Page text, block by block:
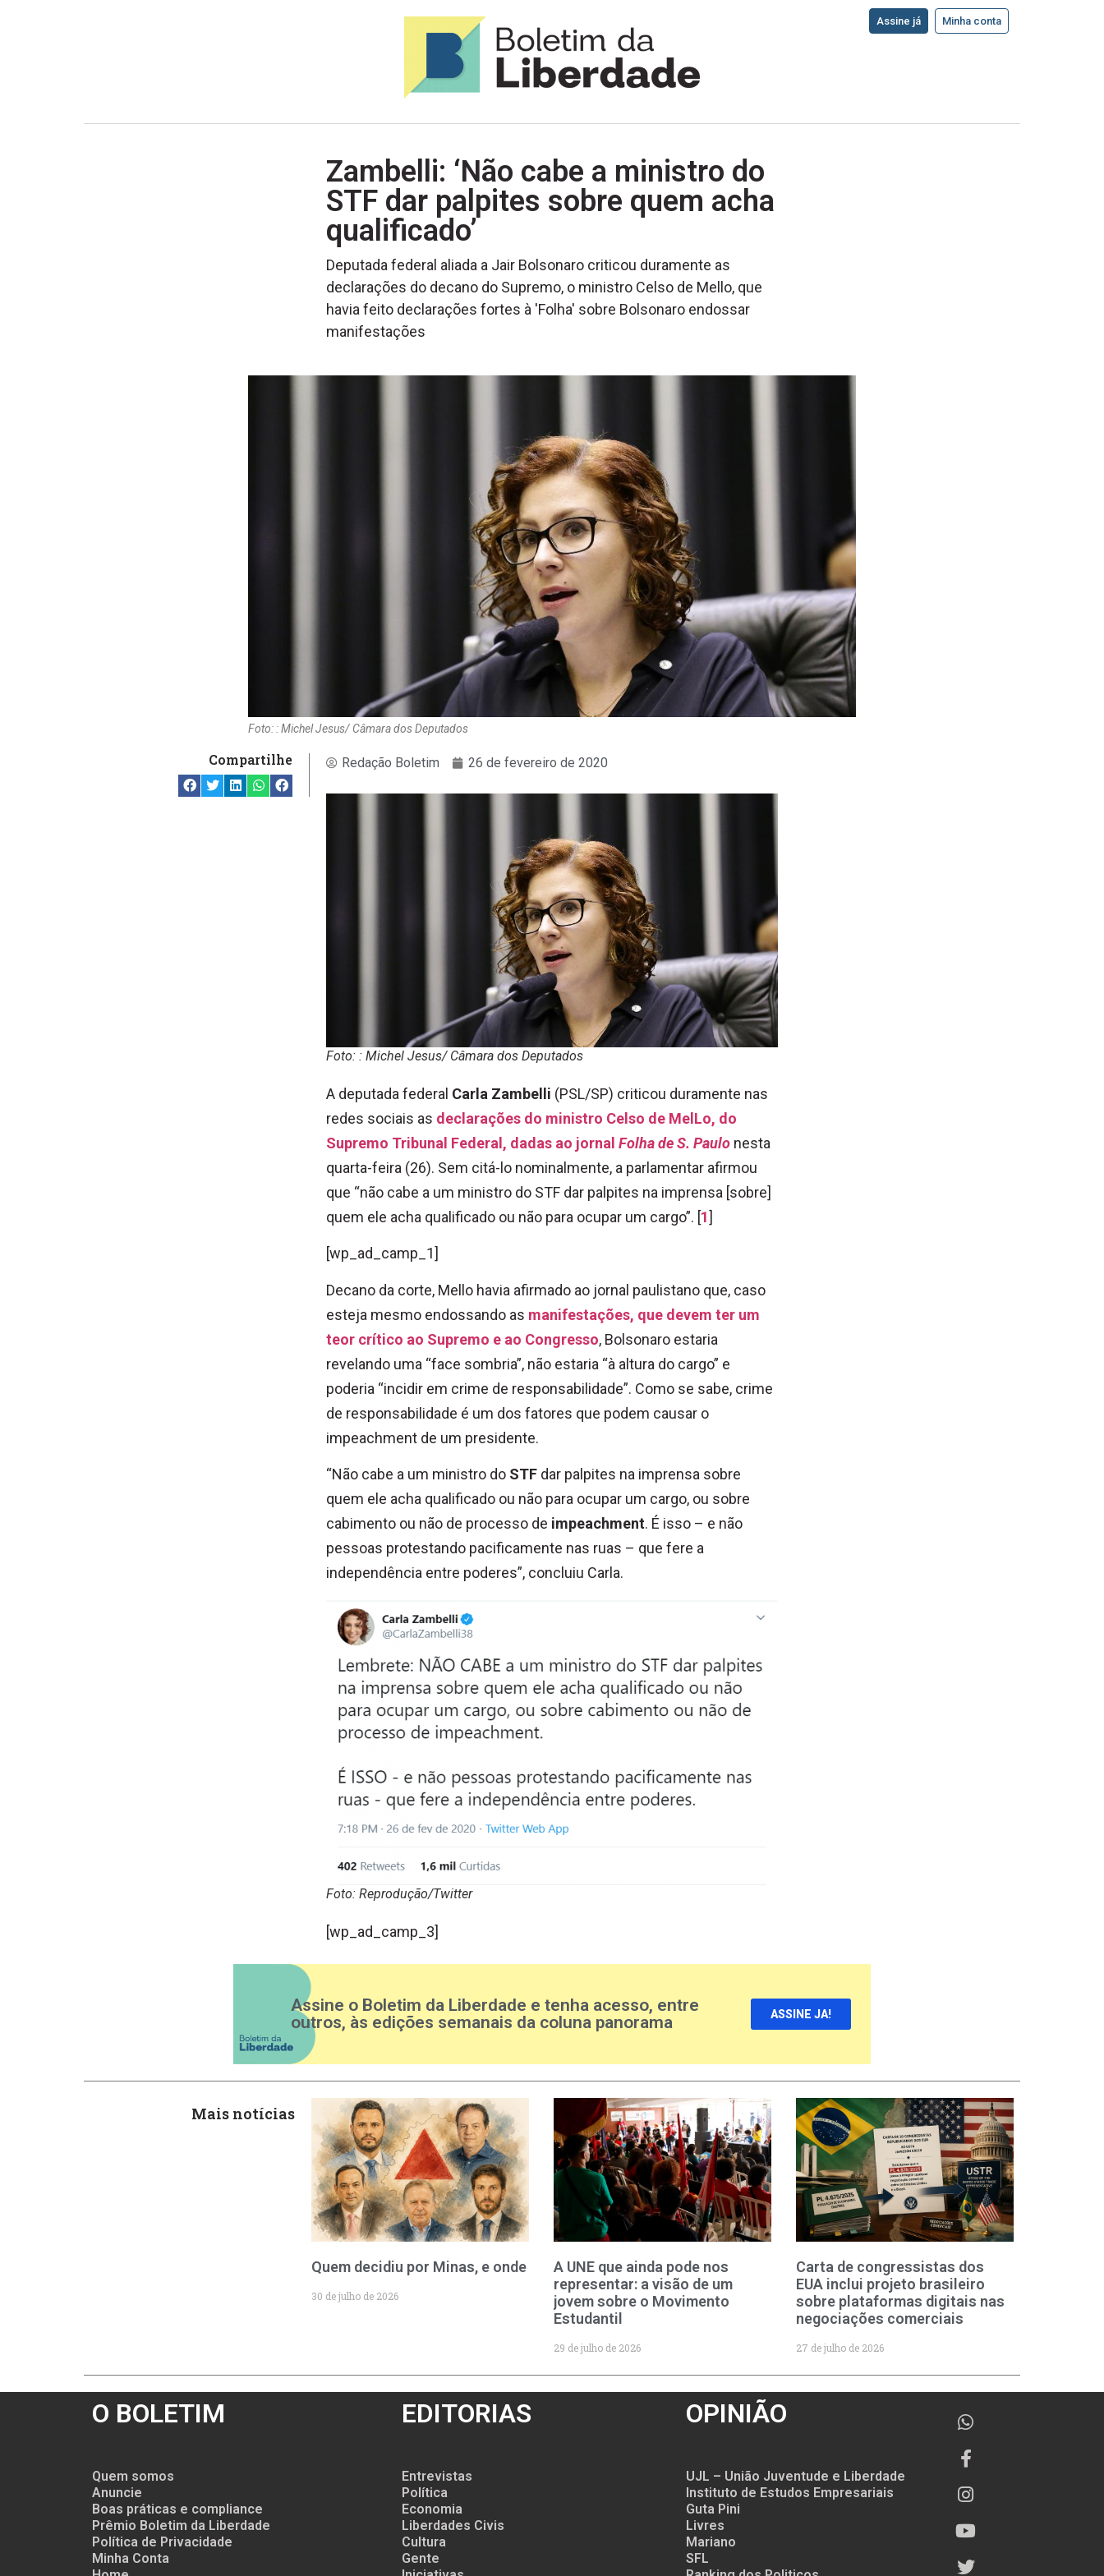
Assine já Minha conta
Zambelli: ‘Não cabe a ministro do
STF dar palpites sobre quem acha
qualificado’
Deputada federal aliada a Jair Bolsonaro criticou duramente as
declarações do decano do Supremo, o ministro Celso de Mello, que
havia feito declarações fortes à 'Folha' sobre Bolsonaro endossar
manifestações
Foto: : Michel Jesus/ Câmara dos Deputados
Compartilhe Redação Boletim 26 de fevereiro de 2020
Foto: : Michel Jesus/ Câmara dos Deputados
A deputada federal Carla Zambelli (PSL/SP) criticou duramente nas
redes sociais as declarações do ministro Celso de MelLo, do
Supremo Tribunal Federal, dadas ao jornal Folha de S. Paulo nesta
quarta-feira (26). Sem citá-lo nominalmente, a parlamentar afirmou
que “não cabe a um ministro do STF dar palpites na imprensa [sobre]
quem ele acha qualificado ou não para ocupar um cargo”. [1]
[wp_ad_camp_1]
Decano da corte, Mello havia afirmado ao jornal paulistano que, caso
esteja mesmo endossando as manifestações, que devem ter um
teor crítico ao Supremo e ao Congresso, Bolsonaro estaria
revelando uma “face sombria”, não estaria “à altura do cargo” e
poderia “incidir em crime de responsabilidade”. Como se sabe, crime
de responsabilidade é um dos fatores que podem causar o
impeachment de um presidente.
“Não cabe a um ministro do STF dar palpites na imprensa sobre
quem ele acha qualificado ou não para ocupar um cargo, ou sobre
cabimento ou não de processo de impeachment. É isso – e não
pessoas protestando pacificamente nas ruas – que fere a
independência entre poderes”, concluiu Carla.
Foto: Reprodução/Twitter
[wp_ad_camp_3]
Assine o Boletim da Liberdade e tenha acesso, entre
outros, às edições semanais da coluna panorama
ASSINE JA!
Mais notícias
Quem decidiu por Minas, e onde
30 de julho de 2026
A UNE que ainda pode nos
representar: a visão de um
jovem sobre o Movimento
Estudantil
29 de julho de 2026
Carta de congressistas dos
EUA inclui projeto brasileiro
sobre plataformas digitais nas
negociações comerciais
27 de julho de 2026
O BOLETIM
Quem somos
Anuncie
Boas práticas e compliance
Prêmio Boletim da Liberdade
Política de Privacidade
Minha Conta
EDITORIAS
Entrevistas
Política
Economia
Liberdades Civis
Cultura
Gente
OPINIÃO
UJL – União Juventude e Liberdade
Instituto de Estudos Empresariais
Guta Pini
Livres
Mariano
SFL